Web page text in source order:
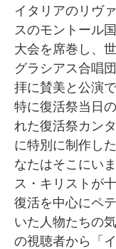
イタリアのリヴ
スのモントール
大会を席巻し、
グラシアス合唱
拝に賛美と公演で
特に復活祭当日
れた復活祭カン
に特別に制作し
なたはそこにい
ス・キリストが
復活を中心にペ
いた人物たちの
の視聴者から「